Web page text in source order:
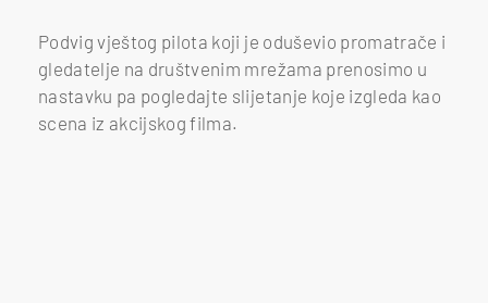
Podvig vještog pilota koji je oduševio promatrače i
gledatelje na društvenim mrežama prenosimo u
nastavku pa pogledajte slijetanje koje izgleda kao
scena iz akcijskog filma.